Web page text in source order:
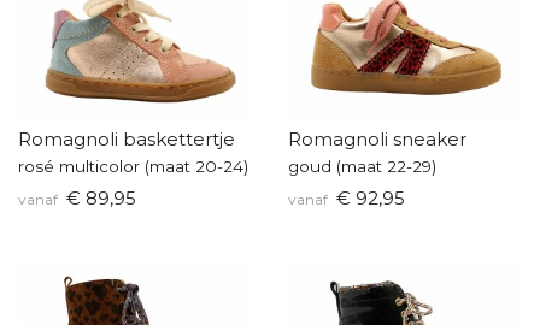
Romagnoli baskettertje
rosé multicolor (maat 20-24)
vanaf € 89,95
Romagnoli sneaker
goud (maat 22-29)
vanaf € 92,95